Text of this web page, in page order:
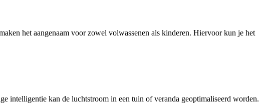
het aangenaam voor zowel volwassenen als kinderen. Hiervoor kun je het
intelligentie kan de luchtstroom in een tuin of veranda geoptimaliseerd worden.